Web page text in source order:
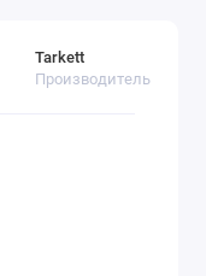
Tarkett
Производитель